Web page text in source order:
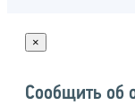
×
Сообщить об